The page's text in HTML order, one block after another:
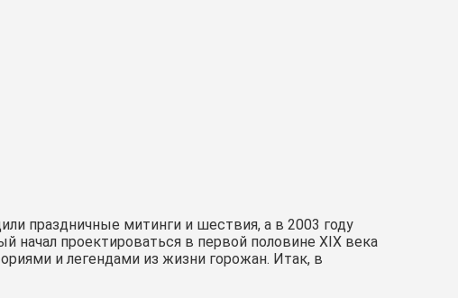
праздничные митинги и шествия, а в 2003 году
начал проектироваться в первой половине XIX века
и легендами из жизни горожан. Итак, в